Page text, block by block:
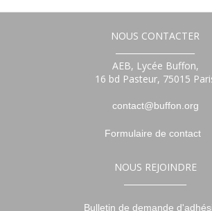
2nde
NOUS CONTACTER
AEB, Lycée Buffon,
16 bd Pasteur, 75015
contact@buffon.org
Formulaire de contact
NOUS REJOINDRE
Bulletin de demande